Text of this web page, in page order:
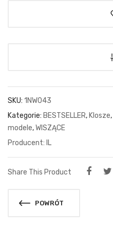
SKU: 1NW043
Kategorie: BESTSELLER,Klosze,
modele,WISZĄCE
IL
Share This Product
POWRÓT